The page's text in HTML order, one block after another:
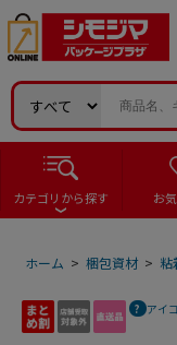
カテゴリから探す お
ホーム > 梱包資材 > 粘
アイ